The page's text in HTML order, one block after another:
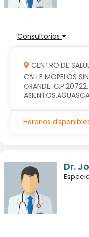
Consultorios
CENTRO DE
CALLE MORELOS
GRANDE,
Horarios
Dr.